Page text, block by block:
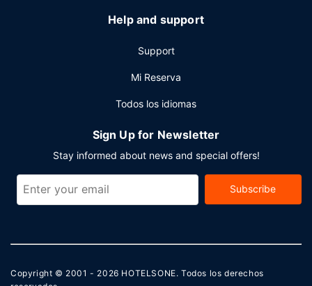
Help and support
Support
Mi Reserva
Todos los idiomas
Sign Up for Newsletter
Stay informed about news and special offers!
Subscribe
Copyright © 2001 - 2026 HOTELSONE. Todos los derechos